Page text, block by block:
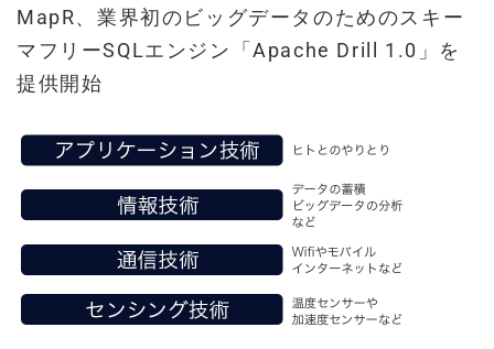
MapR、業界初のビッグデータのためのスキー
マフリーSQLエンジン「Apache Drill 1.0」を
提供開始